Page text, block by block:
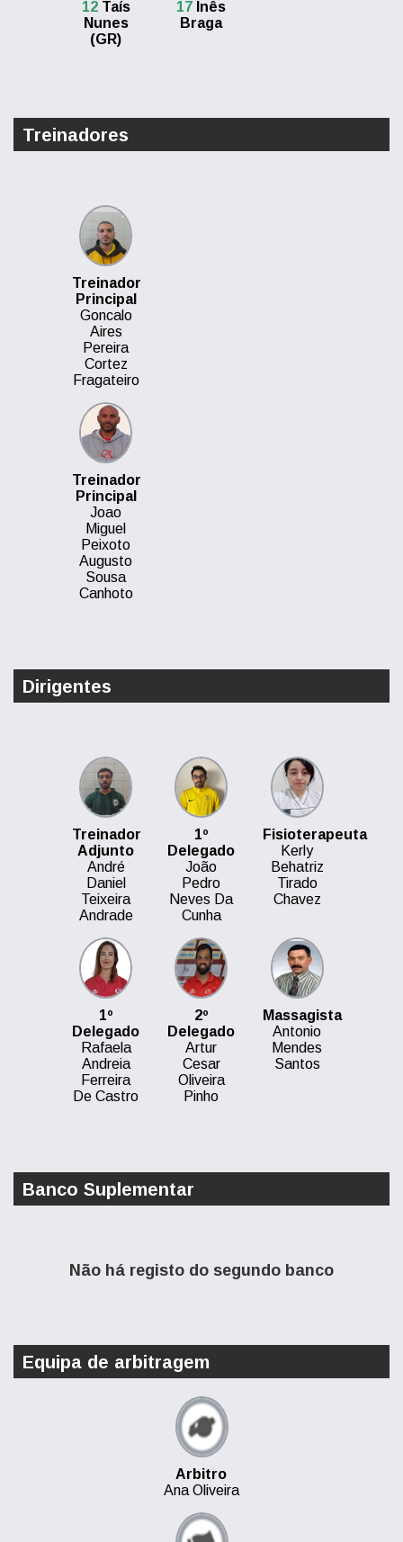
12Taís
Nunes
(GR)
17 Inês
Braga
Treinadores
Treinador
Principal
Goncalo
Aires
Pereira
Cortez
Fragateiro
Treinador
Principal
Joao
Miguel
Peixoto
Augusto
Sousa
Canhoto
Dirigentes
Treinador
Adjunto
André
Daniel
Teixeira
Andrade
1º
Delegado
João
Pedro
Neves Da
Cunha
Fisioterapeuta
Kerly
Behatriz
Tirado
Chavez
1º
Delegado
Rafaela
Andreia
Ferreira
De Castro
2º
Delegado
Artur
Cesar
Oliveira
Pinho
Massagista
Antonio
Mendes
Santos
Banco Suplementar
Não há registo do segundo banco
Equipa de arbitragem
Arbitro
Ana Oliveira